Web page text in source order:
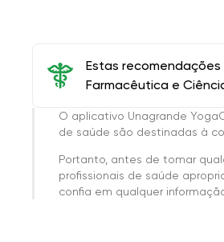
Estas
Farmacêutica e
O aplicativo Unagrande
de saúde são destinadas à
Portanto, antes de tomar
profissionais de saúde
confia em qualquer